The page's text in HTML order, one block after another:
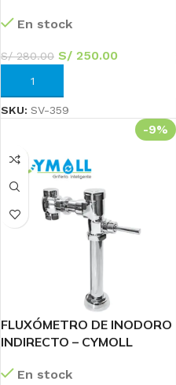
En stock
S/280.00 S/ 250.00
AÑADIR AL CARRITO
SKU: SV-359
-9%
FLUXÓMETRO DE INODORO
INDIRECTO – CYMOLL
En stock